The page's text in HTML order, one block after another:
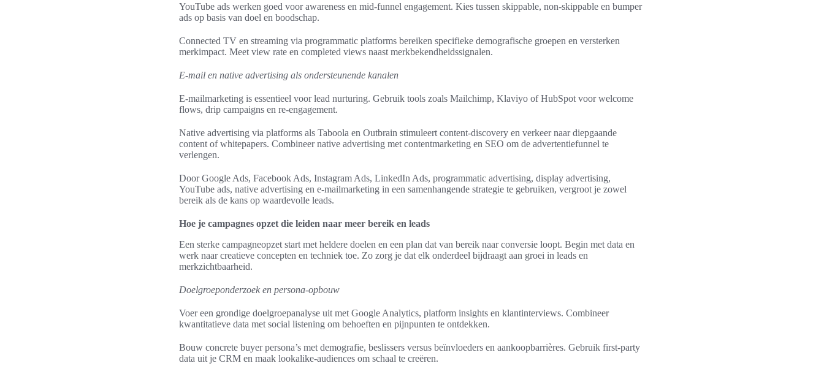
YouTube ads werken goed voor awareness en mid‑funnel engagement. Kies tussen skippable, non‑skippable en bumper
ads op basis van doel en boodschap.
Connected TV en streaming via programmatic platforms bereiken specifieke demografische groepen en versterken
merkimpact. Meet view rate en completed views naast merkbekendheidssignalen.
E-mail en native advertising als ondersteunende kanalen
E-mailmarketing is essentieel voor lead nurturing. Gebruik tools zoals Mailchimp, Klaviyo of HubSpot voor welcome
flows, drip campaigns en re‑engagement.
Native advertising via platforms als Taboola en Outbrain stimuleert content‑discovery en verkeer naar diepgaande
content of whitepapers. Combineer native advertising met contentmarketing en SEO om de advertentiefunnel te
verlengen.
Door Google Ads, Facebook Ads, Instagram Ads, LinkedIn Ads, programmatic advertising, display advertising,
YouTube ads, native advertising en e-mailmarketing in een samenhangende strategie te gebruiken, vergroot je zowel
bereik als de kans op waardevolle leads.
Hoe je campagnes opzet die leiden naar meer bereik en leads
Een sterke campagneopzet start met heldere doelen en een plan dat van bereik naar conversie loopt. Begin met data en
werk naar creatieve concepten en techniek toe. Zo zorg je dat elk onderdeel bijdraagt aan groei in leads en
merkzichtbaarheid.
Doelgroeponderzoek en persona-opbouw
Voer een grondige doelgroepanalyse uit met Google Analytics, platform insights en klantinterviews. Combineer
kwantitatieve data met social listening om behoeften en pijnpunten te ontdekken.
Bouw concrete buyer persona’s met demografie, beslissers versus beïnvloeders en aankoopbarrières. Gebruik first-party
data uit je CRM en maak lookalike-audiences om schaal te creëren.